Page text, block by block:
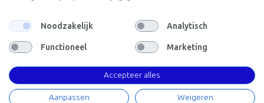
Noodzakelijk Analytisch
Functioneel Marketing
Accepteer alles
Aanpassen Weigeren